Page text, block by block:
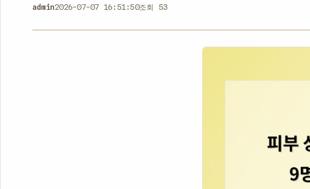
admin2026-07-07 16:51:50조회 53